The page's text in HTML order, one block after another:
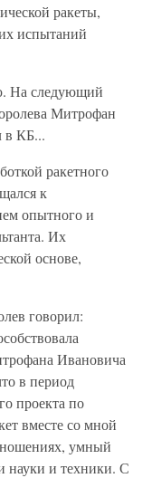
ракеты,
испытаний
На следующий
Митрофан
в КБ...
ракетного
к
опытного и
Их
основе,
говорил:
Ивановича
в период
проекта по
вместе со мной
умный
науки и техники. С